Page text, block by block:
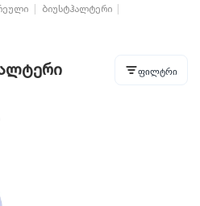
ბიუსტჰალტერი
ფილტრი